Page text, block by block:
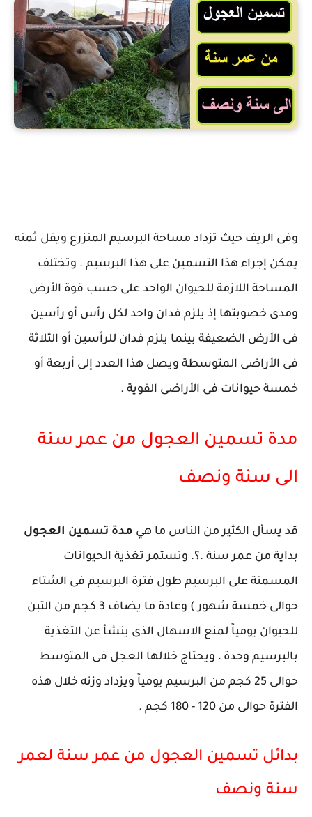
وفى الريف حيث تزداد مساحة البرسيم المنزرع ويقل ثمنه
يمكن إجراء هذا التسمين على هذا البرسيم . وتختلف
المساحة اللازمة للحيوان الواحد على حسب قوة الأرض
ومدى خصوبتها إذ يلزم فدان واحد لكل رأس أو رأسين
فى الأرض الضعيفة بينما يلزم فدان للرأسين أو الثلاثة
فى الأراضى المتوسطة ويصل هذا العدد إلى أربعة أو
خمسة حيوانات فى الأراضى القوية .
مدة تسمين العجول من عمر سنة
الى سنة ونصف
قد يسأل الكثير من الناس ما هي مدة تسمين العجول
بداية من عمر سنة .؟. وتستمر تغذية الحيوانات
المسمنة على البرسيم طول فترة البرسيم فى الشتاء
حوالى خمسة شهور ) وعادة ما يضاف 3 كجم من التبن
للحيوان يومياً لمنع الاسهال الذى ينشأ عن التغذية
بالبرسيم وحدة ، ويحتاج خلالها العجل فى المتوسط
حوالى 25 كجم من البرسيم يومياً ويزداد وزنه خلال هذه
الفترة حوالى من 120 - 180 كجم .
بدائل تسمين العجول من عمر سنة لعمر
سنة ونصف